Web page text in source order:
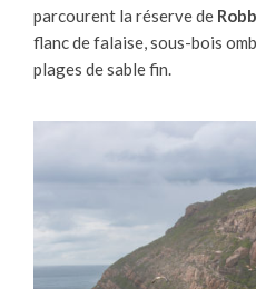
parcourent la réserve de
flanc de falaise, sous-bois
plages de sable fin.